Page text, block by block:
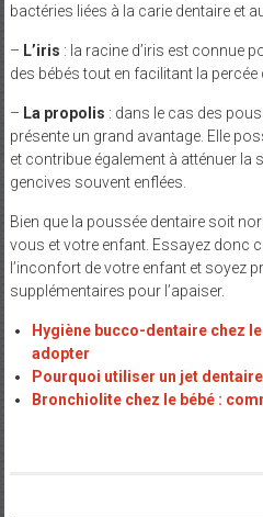
bactéries liées à la carie dentaire et
– L’iris : la racine d’iris est connue
des bébés tout en facilitant la percée
– La propolis : dans le cas des
présente un grand avantage. Elle
et contribue également à atténuer la
gencives souvent enflées.
Bien que la poussée dentaire soit
vous et votre enfant. Essayez donc
l’inconfort de votre enfant et soyez
supplémentaires pour l’apaiser.
Hygiène bucco-dentaire chez
adopter
Pourquoi utiliser un jet
Bronchiolite chez le bébé :